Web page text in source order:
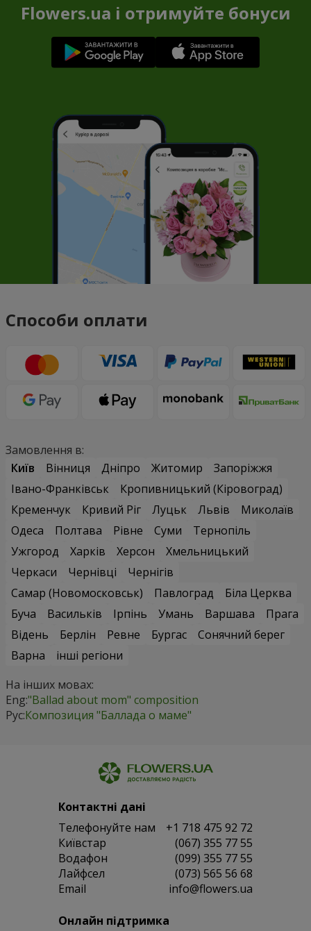
Flowers.ua і отримуйте бонуси
Способи оплати
Замовлення в:
Київ
Вінниця Дніпро Житомир
Запоріжжя
Івано-Франківськ
Кропивницький (Кіровоград)
Кременчук
Кривий Ріг Луцьк Львів
Миколаїв
Одеса
Полтава Рівне Суми
Тернопіль
Ужгород
Харків Херсон
Хмельницький
Черкаси
Чернівці
Чернігів
Самар (Новомосковськ)
Павлоград
Біла Церква
Буча
Васильків Ірпінь Умань Варшава
Прага
Відень
Берлін Ревне Бургас
Сонячний берег
Варна
інші регіони
На інших мовах:
Eng:"Ballad about mom" composition
Рус:Композиция "Баллада о маме"
Контактні дані
Телефонуйте нам
+1 718 475 92 72
Київстар
(067) 355 77 55
Водафон
(099) 355 77 55
Лайфсел
(073) 565 56 68
Email
info@flowers.ua
Онлайн підтримка